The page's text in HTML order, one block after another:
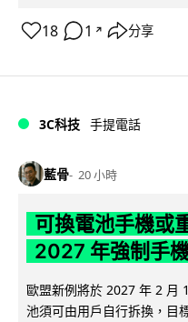
18 1 ↗ 分享
3C科技 手提電話
藍骨 20 小時
可換電池手機或
2027 年強制手
歐盟新例將於 2027 年 2 月
池須可由用戶自行拆換，目